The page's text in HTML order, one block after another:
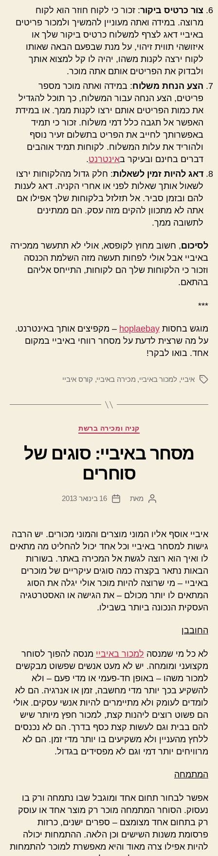
צור כרטיס ביקור: זכור כי לקוח חוזר הוא לקוח
מרוצה. במידה ואתה מעוניין להמשיך ולמכור פריטים
באיביי דאג לצרף למשלוח כרטיס ביקור שלך או
איזושהי תווית זיהוי, על מנת שבפעם הבאה שאותו
לקוח ירצה לקנות משהו, יהיה לו קל למצוא אותך
ולבדוק את הפריטים אותם אתה מוכר.
הצע הנחת משלוח: במידה ואתה מוכר מספר
פריטים, הצע הנחה עבור המשלוח, כך תוכל להגדיל
את כמות הפריטים אותם ירצו לקנות ממך. או במידת
האפשר אל תגבה כלל דמי משלוח. זכור כי תמיד
באפשרותך לחייב את הפריט בתשלום זעיר נוסף
ולהוריד את עלות המשלוח. לקוחות תמיד אוהבים
דברים בחינם ובעיקר באינטרנט.
דאג להיות זמין לשאלות: חלק גדול מהלקוחות ירצו
לשאול אותך שאלות לפני או אחרי הקניה. דאג לענות
להם ובזמן סביר. אל תזלזל בלקוחות שלך אפילו אם
אתה לא מתכוון להקים מזה עסק. הם ממתינים
לתשובה ממך.
לסיכום, חשוב מחוץ לקופסא, אולי לא תתעשר ממכירה
באיביי אבל אולי לפחות תעשה מזה השלמת הכנסה
וזכור כי הלקוחות שלך הם לקוחות, התייחס אליהם
בהתאם.
***
מוגש בחסות hoplaebay – מקפיצים אותך באינטרנט.
על מה שרצית לדעת על מסחר רווחי באיביי במקום
אחד. בואו לבקר!
תגיותאיביי,למכור באיביי, מכירה באיביי, קורס איביי
קטגוריות
קניה ומכירה ברשת
מסחר באיביי: סוגים של
סוחרים
המחבר
מאת
תאריך
16 בינואר 2013
איביי אוסף אליו המוני מוצרים והמוני מכורים. יש הרבה
גישות למסחר באיביי וכל אחד יכול להחליט מה מתאים
לו ואיך הוא רוצה לגשת אל המכירה באתר. בשורות
הבאות נתאר בקצרה כמה סוגים עיקריים של מוכרים
באיביי – מי שרוצה להיות מוכר אולי יגלה את הסוג
המתאים לו יותר מכולם – את הגישה או האסטרטגיה
העסקית הנכונה ביותר בשבילו.
החובבן
לא כל מי שמנסה למכור באיביי מנסה להפוך לסוחר
מקצועני ומומחה. יש לא מעט אנשים שפשוט מבקשים
למכור משהו – באופן חד-פעמי או מדי פעם – ולא
להשקיע בכך יותר מדי מחשבה, זמן או אנרגיה. הם לא
לומדים לעומק ולא מתיימרים להיות אנשי עסקים. אולי
הם פשוט רוצים ליהנות קצת, למכור חפץ מיותר שיש
להם בבית וגם לעשות קצת כסף בדרך. הם לא נכנסים
ללחץ מהעניין ולא משקיעים בו יותר מדי זמן. הם לא
מרוויחים יותר דמי וגם לא מפסידים בגדול.
המתמחה
אפשר לבחור תחום אחד ומוגבל שבו נתמחה ורק בו
נעסוק. הסוחר המתמחה מוכר רק מוצר אחד או עוסק
רק בתחום אחד מצומצם – ספרים ישנים, כרזות
פרסומת משנות השישים וכן הלאה. ההתמחות יכולה
להיות אפילו צרה מאוד והיא מאפשרת למוכר להתמחות